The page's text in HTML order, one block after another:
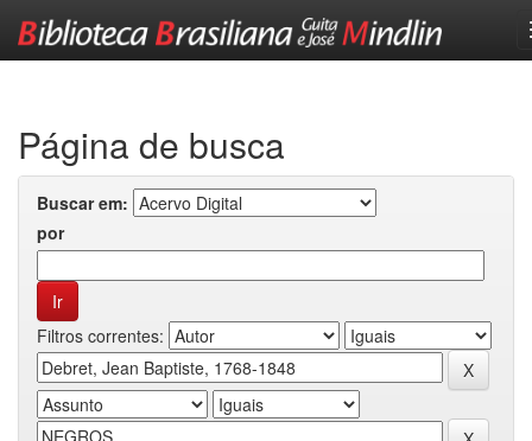
Página de busca
Buscar em:
por
Filtros correntes: